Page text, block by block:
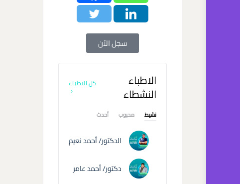
سجل الآن
الاطباء
النشطاء
كل الاطباء
نشيط محبوب أحدث
الدكتور/ أحمد نعيم
دكتور/ أحمد عامر